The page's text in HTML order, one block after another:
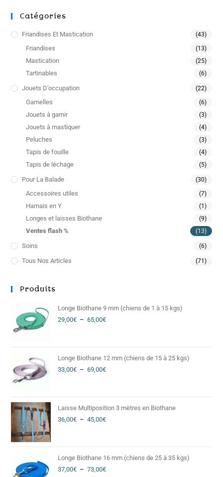
Catégories
Friandises Et Mastication (43)
Friandises (13)
Mastication (25)
Tartinables (6)
Jouets D'occupation (22)
Gamelles (6)
Jouets à garnir (3)
Jouets à mastiquer (4)
Peluches (3)
Tapis de fouille (4)
Tapis de léchage (5)
Pour La Balade (30)
Accessoires utiles (7)
Harnais en Y (1)
Longes et laisses Biothane (9)
Ventes flash % (13)
Soins (6)
Tous Nos Articles (71)
Produits
Longe Biothane 9 mm (chiens de 1 à 15 kgs)
29,00€ – 65,00€
Longe Biothane 12 mm (chiens de 15 à 25 kgs)
33,00€ – 69,00€
Laisse Multiposition 3 mètres en Biothane
36,00€ – 45,00€
Longe Biothane 16 mm (chiens de 25 à 35 kgs)
37,00€ – 73,00€